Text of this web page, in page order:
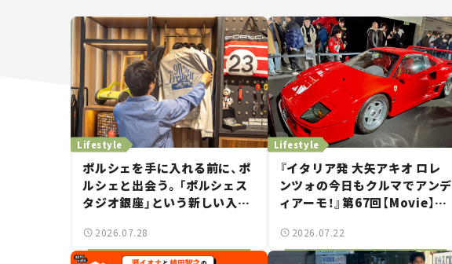
Lifestyle
ポルシェを手に入れる前に、ポ
ルシェと出会う。「ポルシェス
タジオ銀座」という新しい入口
する？＜第14回＞
2026.07.28
Lifestyle
『イタリア発 大矢アキオ ロレ
ンツォの今日もクルマでアンデ
ィアーモ！』第67回【Movie】
で起きた、若者たちの「驚き」
2026.07.22